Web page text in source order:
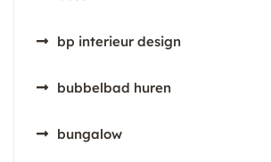
bp interieur design
bubbelbad huren
bungalow